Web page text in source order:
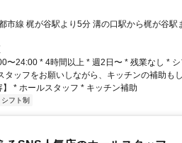
〜24:00 * 4時間以上 * 週2日〜 * 残業なし * シ
タッフをお願いしながら、キッチンの補助も
* ホールスタッフ * キッチン補助
シフト制